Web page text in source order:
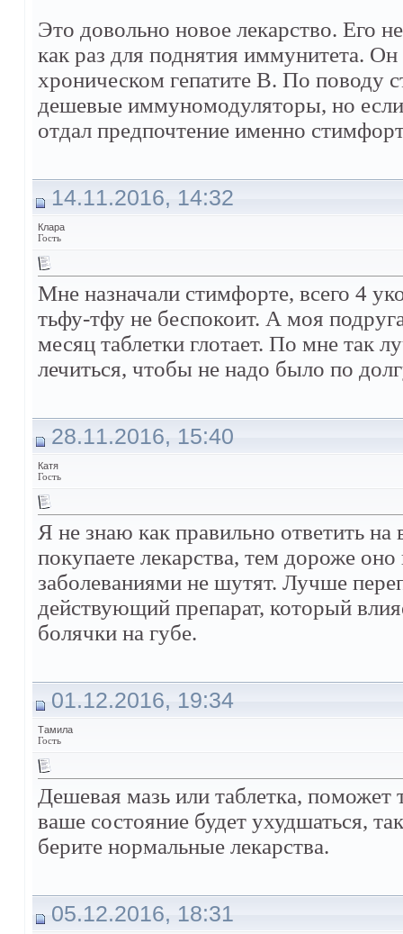
Это довольно новое лекарство. Его
как раз для поднятия иммунитета.
хроническом гепатите В. По поводу
дешевые иммуномодуляторы, но
отдал предпочтение именно
14.11.2016, 14:32
Клара
Гость
Мне назначали стимфорте, всего 4
тьфу-тфу не беспокоит. А моя
месяц таблетки глотает. По мне так
лечиться, чтобы не надо было по
28.11.2016, 15:40
Катя
Гость
Я не знаю как правильно ответить
покупаете лекарства, тем дороже
заболеваниями не шутят. Лучше
действующий препарат, который
болячки на губе.
01.12.2016, 19:34
Тамила
Гость
Дешевая мазь или таблетка, поможет
ваше состояние будет ухудшаться,
берите нормальные лекарства.
05.12.2016, 18:31